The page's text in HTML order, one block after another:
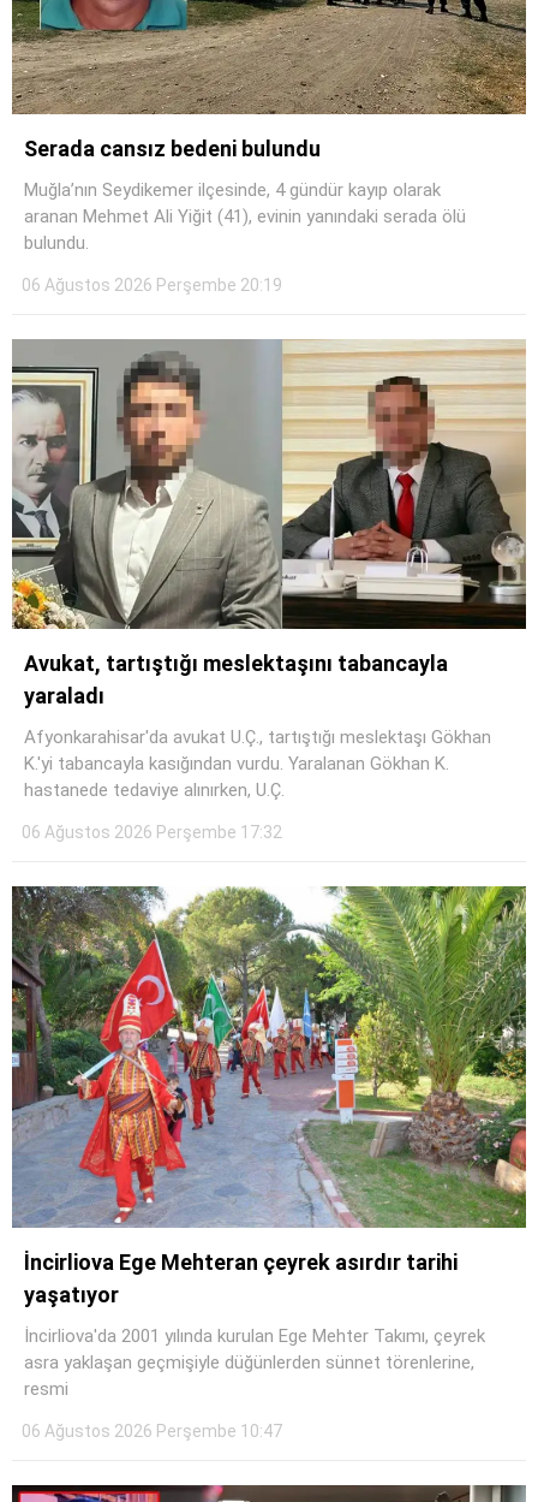
Serada cansız bedeni bulundu
Muğla’nın Seydikemer ilçesinde, 4 gündür kayıp olarak
aranan Mehmet Ali Yiğit (41), evinin yanındaki serada ölü
bulundu.
06 Ağustos 2026 Perşembe 20:19
Avukat, tartıştığı meslektaşını tabancayla
yaraladı
Afyonkarahisar'da avukat U.Ç., tartıştığı meslektaşı Gökhan
K.'yi tabancayla kasığından vurdu. Yaralanan Gökhan K.
hastanede tedaviye alınırken, U.Ç.
06 Ağustos 2026 Perşembe 17:32
İncirliova Ege Mehteran çeyrek asırdır tarihi
yaşatıyor
İncirliova'da 2001 yılında kurulan Ege Mehter Takımı, çeyrek
asra yaklaşan geçmişiyle düğünlerden sünnet törenlerine,
resmi
06 Ağustos 2026 Perşembe 10:47